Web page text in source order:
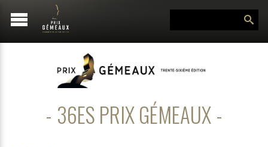
36ES PRIX GÉMEAUX